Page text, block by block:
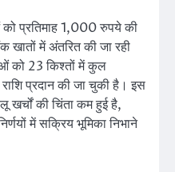
प्रतिमाह 1,000 रुपये की
खातों में अंतरित की जा रही
को 23 किश्तों में कुल
प्रदान की जा चुकी है। इस
खर्चों की चिंता कम हुई है,
में सक्रिय भूमिका निभाने